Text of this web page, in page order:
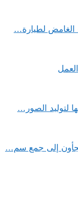
الغامض لطيارة…
لتوليد الصور…
يلجأون إلى جمع سم…